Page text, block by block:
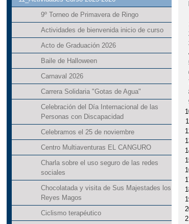
9º Torneo de Primavera de Ringo
Actividades de bienvenida inicio de curso
Acto de Graduación 2026
Baile de Halloween
Carnaval 2026
Carrera Solidaria "Gotas de Agua"
Celebración del Día Internacional de las
Personas con Discapacidad
Celebramos el 25 de noviembre
Centro Multiaventuras EL CANGURO
Charla sobre el uso seguro de las redes
sociales
Chocolatada y visita de Sus Majestades los
Reyes Magos
Ciclismo terapéutico